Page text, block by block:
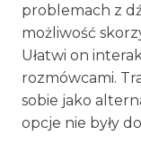
problemach z
możliwość
Ułatwi on
rozmówcami.
sobie jako
opcje nie były